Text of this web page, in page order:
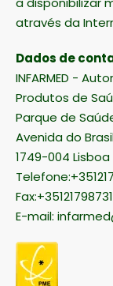
através da
Dados de
INFARMED -
Produtos de
Parque de
Avenida do
1749-004
E-mail: